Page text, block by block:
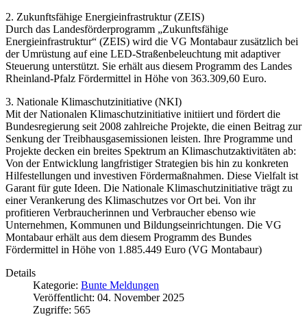
2. Zukunftsfähige Energieinfrastruktur (ZEIS)
Durch das Landesförderprogramm „Zukunftsfähige
Energieinfrastruktur“ (ZEIS) wird die VG Montabaur zusätzlich bei
der Umrüstung auf eine LED-Straßenbeleuchtung mit adaptiver
Steuerung unterstützt. Sie erhält aus diesem Programm des Landes
Rheinland-Pfalz Fördermittel in Höhe von 363.309,60 Euro.
3. Nationale Klimaschutzinitiative (NKI)
Mit der Nationalen Klimaschutzinitiative initiiert und fördert die
Bundesregierung seit 2008 zahlreiche Projekte, die einen Beitrag zur
Senkung der Treibhausgasemissionen leisten. Ihre Programme und
Projekte decken ein breites Spektrum an Klimaschutzaktivitäten ab:
Von der Entwicklung langfristiger Strategien bis hin zu konkreten
Hilfestellungen und investiven Fördermaßnahmen. Diese Vielfalt ist
Garant für gute Ideen. Die Nationale Klimaschutzinitiative trägt zu
einer Verankerung des Klimaschutzes vor Ort bei. Von ihr
profitieren Verbraucherinnen und Verbraucher ebenso wie
Unternehmen, Kommunen und Bildungseinrichtungen. Die VG
Montabaur erhält aus dem diesem Programm des Bundes
Fördermittel in Höhe von 1.885.449 Euro (VG Montabaur)
Details
Kategorie: Bunte Meldungen
Veröffentlicht: 04. November 2025
Zugriffe: 565